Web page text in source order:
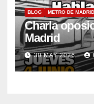
BLOG METRO DE MADRID
Charla
Madrid
30 MAY 2026